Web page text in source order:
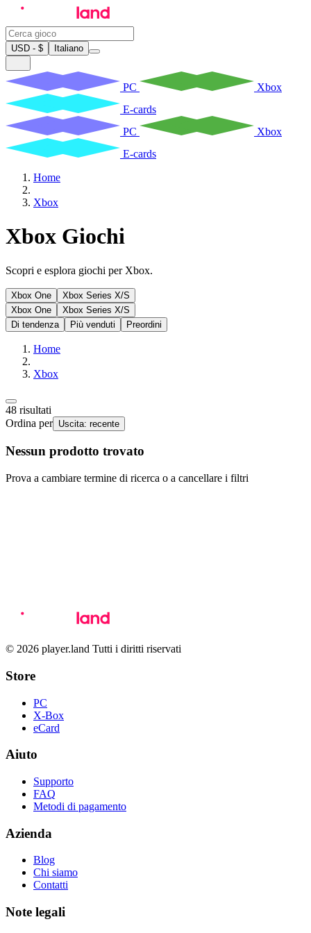
USD - $ Italiano
PC
Xbox
E-cards
PC
Xbox
E-cards
Home
Xbox
Xbox Giochi
Scopri e esplora giochi per Xbox.
Xbox One
Xbox Series X/S
Xbox One
Xbox Series X/S
Di tendenza
Più venduti Preordini
Home
Xbox
48 risultati
Ordina per Uscita: recente
Nessun prodotto trovato
Prova a cambiare termine di ricerca o a cancellare i filtri
© 2026 player.land Tutti i diritti riservati
Store
PC
X-Box
eCard
Aiuto
Supporto
FAQ
Metodi di pagamento
Azienda
Blog
Chi siamo
Contatti
Note legali